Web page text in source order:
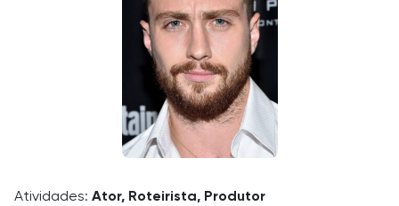
Atividades: Ator, Roteirista, Produtor